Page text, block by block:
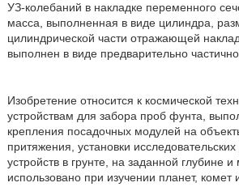
УЗ-колебаний в накладке переменного
масса, выполненная в виде цилиндра,
цилиндрической части отражающей
выполнен в виде предварительно
Изобретение относится к космической
устройствам для забора проб фунта,
крепления посадочных модулей на
притяжения, установки
устройств в грунте, на заданной глубине
использовано при изучении планет, комет